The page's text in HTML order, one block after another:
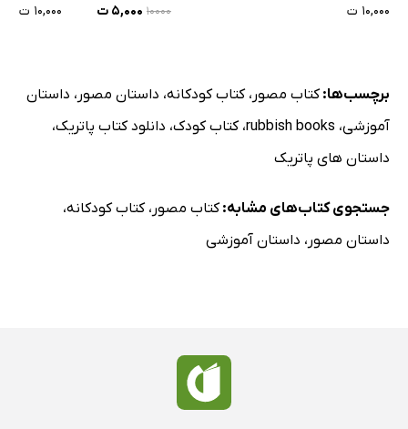
۱۰,۰۰۰ ت
۱۰۰۰۰ ۵,۰۰۰ ت
۱۰,۰۰۰ ت
برچسب‌ها:کتاب مصور ،کتاب کودکانه، داستان مصور ، داستان
آموزشی، rubbish books،کتاب کودک، دانلود کتاب پاتریک،
داستان های پاتریک
جستجوی کتاب‌های مشابه:کتاب مصور ،کتاب کودکانه،
داستان مصور ، داستان آموزشی